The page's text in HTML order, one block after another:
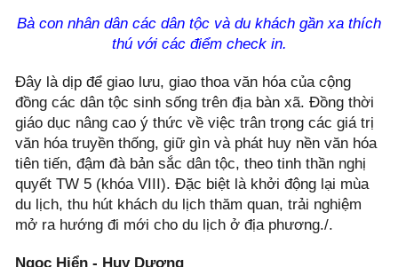
Bà con nhân dân các dân tộc và du khách gần xa thích
thú với các điểm check in.
Đây là dịp để giao lưu, giao thoa văn hóa của cộng
đồng các dân tộc sinh sống trên địa bàn xã. Đồng thời
giáo dục nâng cao ý thức về việc trân trọng các giá trị
văn hóa truyền thống, giữ gìn và phát huy nền văn hóa
tiên tiến, đậm đà bản sắc dân tộc, theo tinh thần nghị
quyết TW 5 (khóa VIII). Đặc biệt là khởi động lại mùa
du lịch, thu hút khách du lịch thăm quan, trải nghiệm
mở ra hướng đi mới cho du lịch ở địa phương./.
Ngọc Hiển - Huy Dương